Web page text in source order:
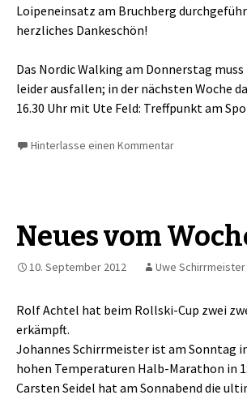
Loipeneinsatz am Bruchberg
herzliches Dankeschön!
Das Nordic Walking am Donnerstag muss
leider ausfallen; in der nächsten Woche
16.30 Uhr mit Ute Feld: Treffpunkt am
Hinterlasse einen Kommentar
Neues vom
10. September 2012 Uwe Schirrmeister
Rolf Achtel hat beim Rollski-Cup zwei
erkämpft.
Johannes Schirrmeister ist am Sonntag
hohen Temperaturen Halb-Marathon in
Carsten Seidel hat am Sonnabend die